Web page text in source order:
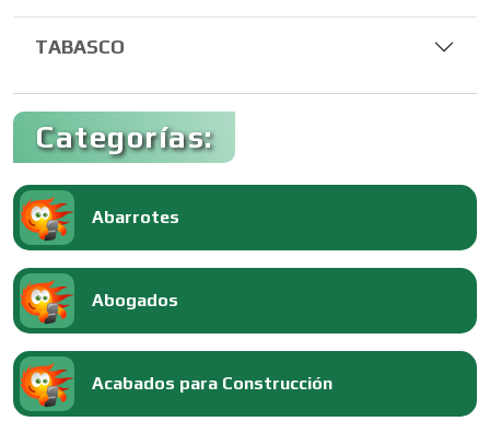
TABASCO
Categorías:
Abarrotes
Abogados
Acabados para Construcción